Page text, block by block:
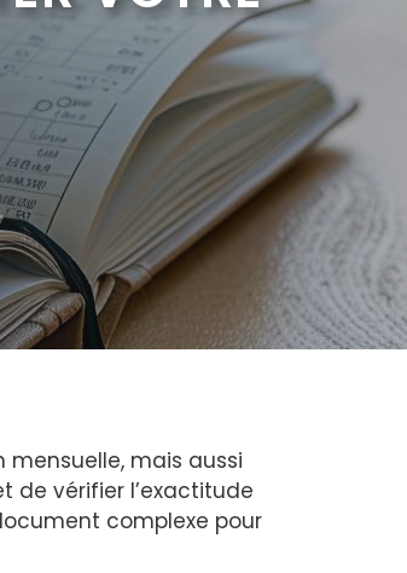
mais aussi
de vérifier l’exactitude
complexe pour